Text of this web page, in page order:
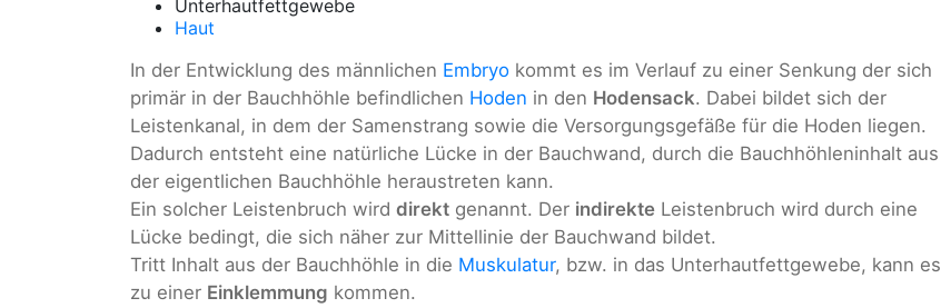
Unterhautfettgewebe
Haut
In der Entwicklung des männlichen Embryo kommt es im Verlauf zu einer Senkung der sich
primär in der Bauchhöhle befindlichen Hoden in den Hodensack. Dabei bildet sich der
Leistenkanal, in dem der Samenstrang sowie die Versorgungsgefäße für die Hoden liegen.
Dadurch entsteht eine natürliche Lücke in der Bauchwand, durch die Bauchhöhleninhalt aus
der eigentlichen Bauchhöhle heraustreten kann.
Ein solcher Leistenbruch wird direkt genannt. Der indirekte Leistenbruch wird durch eine
Lücke bedingt, die sich näher zur Mittellinie der Bauchwand bildet.
Tritt Inhalt aus der Bauchhöhle in die Muskulatur, bzw. in das Unterhautfettgewebe, kann es
zu einer Einklemmung kommen.